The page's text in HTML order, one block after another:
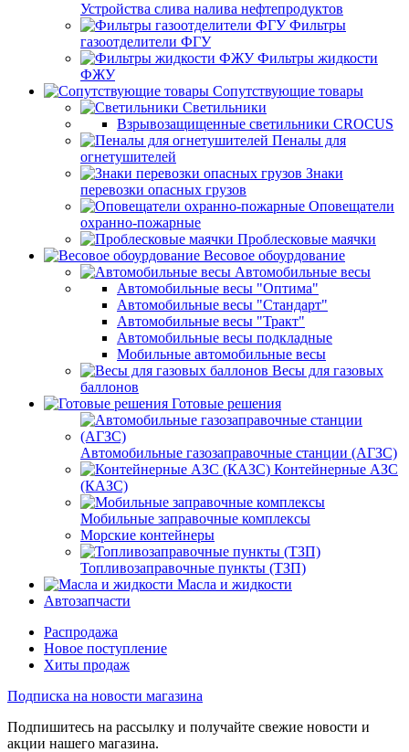
Устройства слива налива нефтепродуктов
Фильтры
газоотделители ФГУ
Фильтры жидкости
ФЖУ
Сопутствующие товары
Светильники
Взрывозащищенные светильники CROCUS
Пеналы для
огнетушителей
Знаки
перевозки опасных грузов
Оповещатели
охранно-пожарные
Проблесковые маячки
Весовое обоурдование
Автомобильные весы
Автомобильные весы "Оптима"
Автомобильные весы "Стандарт"
Автомобильные весы "Тракт"
Автомобильные весы подкладные
Мобильные автомобильные весы
Весы для газовых
баллонов
Готовые решения
Автомобильные газозаправочные станции (АГЗС)
Контейнерные АЗС
(КАЗС)
Мобильные заправочные комплексы
Морские контейнеры
Топливозаправочные пункты (ТЗП)
Масла и жидкости
Автозапчасти
Распродажа
Новое поступление
Хиты продаж
Подписка на новости магазина
Подпишитесь на рассылку и получайте свежие новости и
акции нашего магазина.